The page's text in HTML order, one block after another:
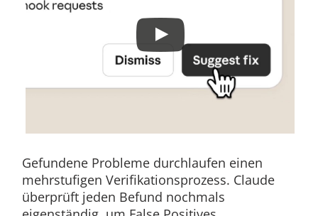
Gefundene Probleme durchlaufen einen
mehrstufigen Verifikationsprozess. Claude
überprüft jeden Befund nochmals